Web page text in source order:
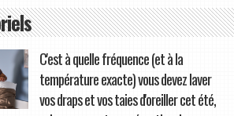
C'est à quelle fréquence (et à la
température exacte) vous devez laver
vos draps et vos taies d'oreiller cet été,